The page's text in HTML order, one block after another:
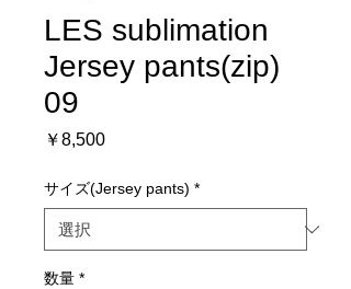
LES sublimation
Jersey pants(zip)
09
￥8,500価
サイズ(Jersey pants) *
数量 *